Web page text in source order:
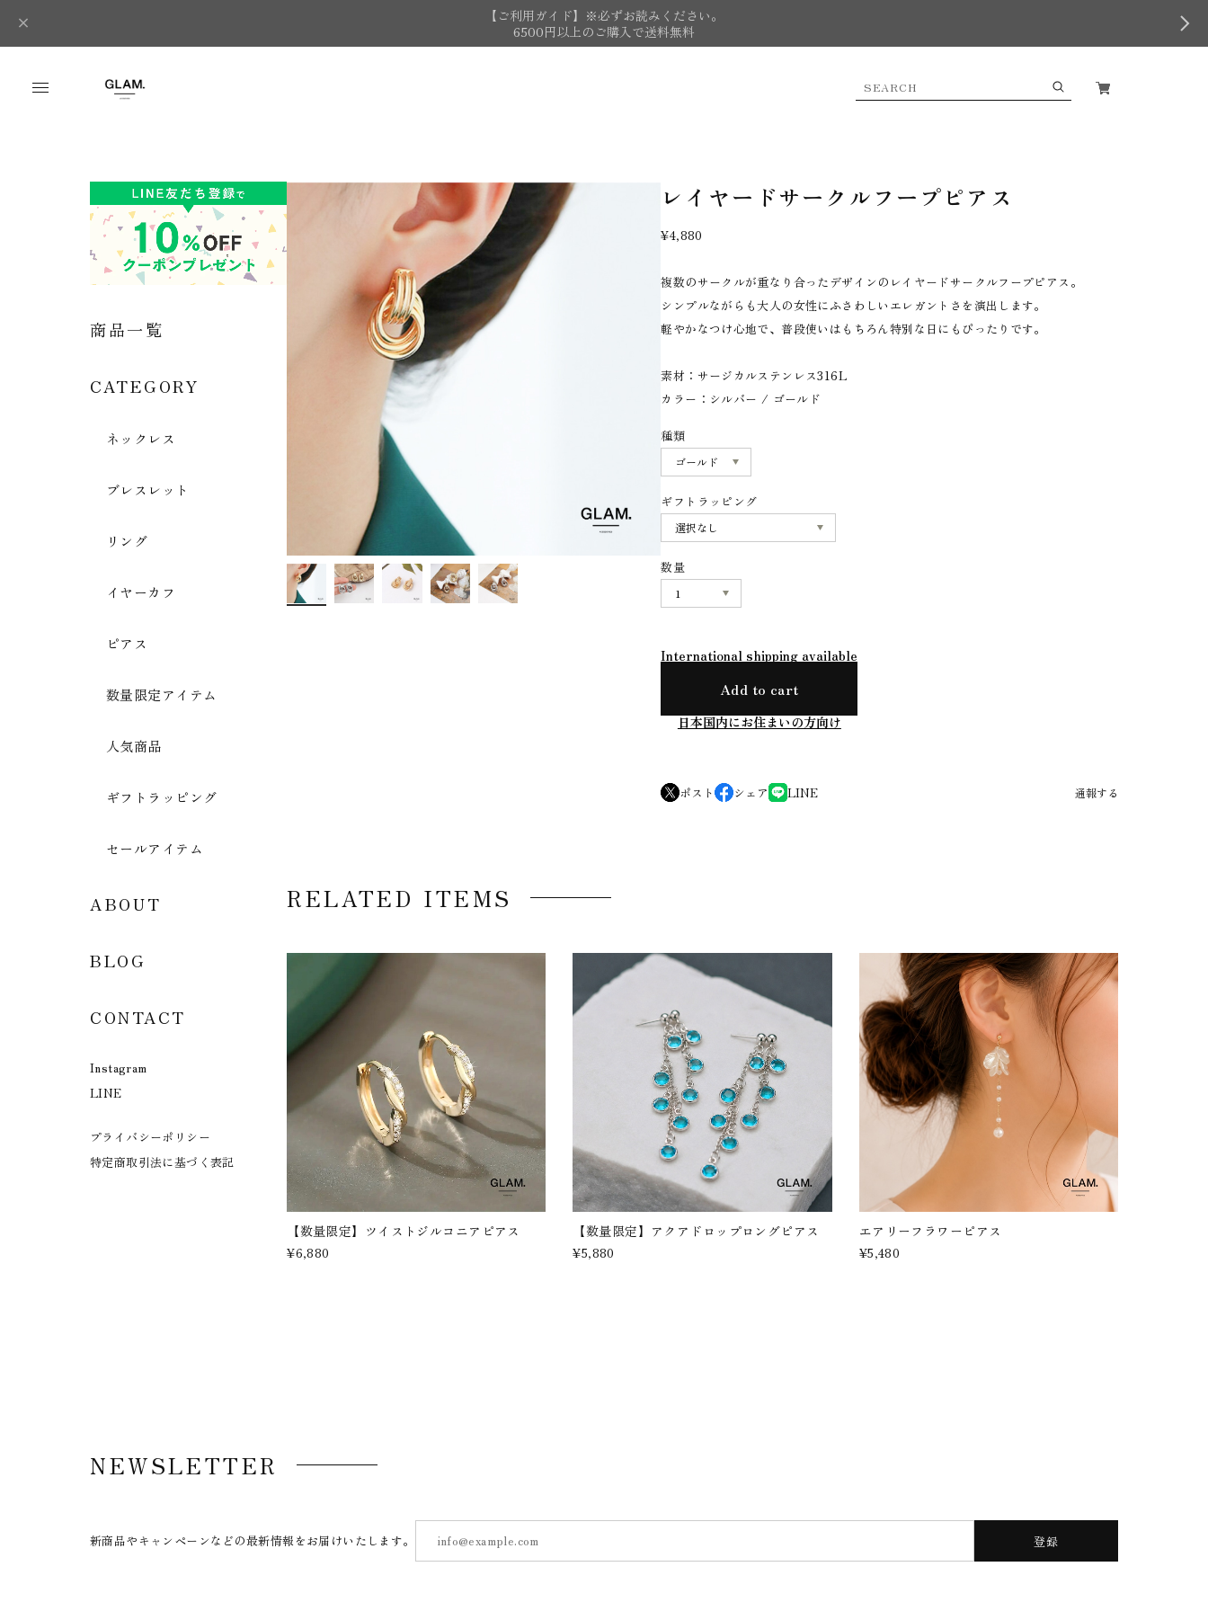
【ご利用ガイド】※必ずお読みください。
6500円以上のご購入で送料無料
商品一覧
CATEGORY
ネックレス
ブレスレット
リング
イヤーカフ
ピアス
数量限定アイテム
人気商品
ギフトラッピング
セールアイテム
ABOUT
BLOG
CONTACT
Instagram
LINE
プライバシーポリシー
特定商取引法に基づく表記
レイヤードサークルフープピアス
¥4,880
複数のサークルが重なり合ったデザインのレイヤードサークルフープピアス。
シンプルながらも大人の女性にふさわしいエレガントさを演出します。
軽やかなつけ心地で、普段使いはもちろん特別な日にもぴったりです。
素材：サージカルステンレス316L
カラー：シルバー / ゴールド
種類
ギフトラッピング
数量
International shipping available
Add to cart
日本国内にお住まいの方向け
ポスト シェア LINE 通報する
RELATED ITEMS
【数量限定】ツイストジルコニアピアス
¥6,880
【数量限定】アクアドロップロングピアス
¥5,880
エアリーフラワーピアス
¥5,480
NEWSLETTER
新商品やキャンペーンなどの最新情報をお届けいたします。 登録